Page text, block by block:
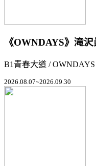
《OWNDAYS》滝
B1青春大道 / OWNDAYS
2026.08.07~2026.09.30